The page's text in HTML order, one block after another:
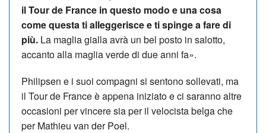
il Tour de France in questo modo e una cosa
come questa ti alleggerisce e ti spinge a fare di
più. La maglia gialla avrà un bel posto in salotto,
accanto alla maglia verde di due anni fa».
Philipsen e i suoi compagni si sentono sollevati, ma
il Tour de France è appena iniziato e ci saranno altre
occasioni per vincere sia per il velocista belga che
per Mathieu van der Poel.